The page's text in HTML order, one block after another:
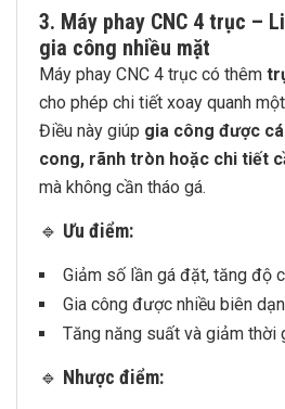
3. Máy phay CNC 4 trục –
gia công nhiều mặt
Máy phay CNC 4 trục có thêm
cho phép chi tiết xoay quanh
Điều này giúp gia công được
cong, rãnh tròn hoặc chi tiết
mà không cần tháo gá.
🔹 Ưu điểm:
Giảm số lần gá đặt, tăng độ
Gia công được nhiều biên
Tăng năng suất và giảm thời
🔹 Nhược điểm: